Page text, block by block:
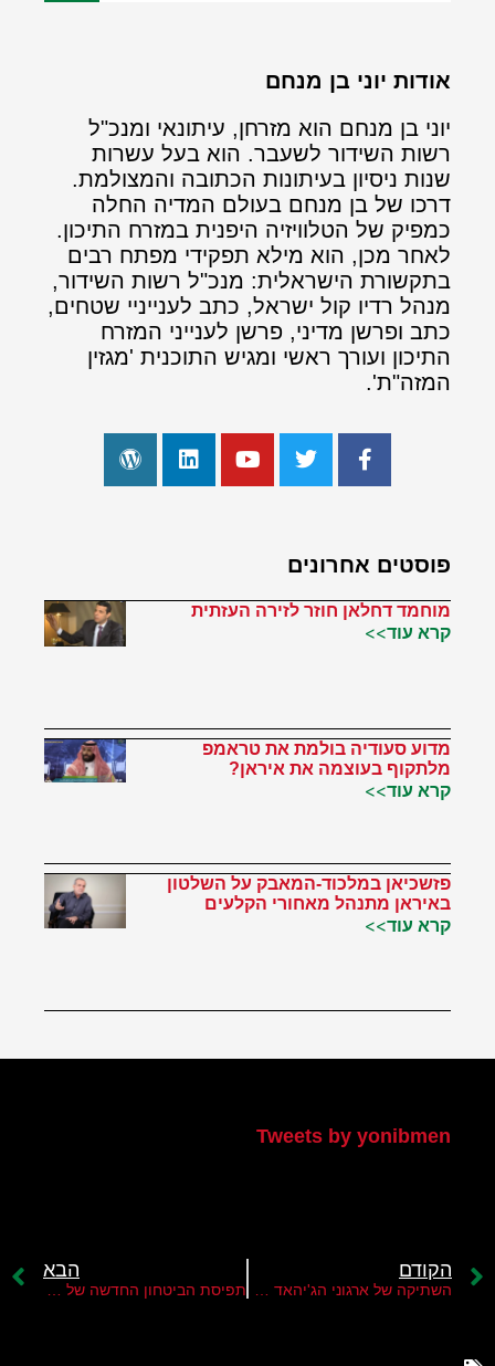
אודות יוני בן מנחם
יוני בן מנחם הוא מזרחן, עיתונאי ומנכ"ל
רשות השידור לשעבר. הוא בעל עשרות
שנות ניסיון בעיתונות הכתובה והמצולמת.
דרכו של בן מנחם בעולם המדיה החלה
כמפיק של הטלוויזיה היפנית במזרח התיכון.
לאחר מכן, הוא מילא תפקידי מפתח רבים
בתקשורת הישראלית: מנכ"ל רשות השידור,
מנהל רדיו קול ישראל, כתב לענייניי שטחים,
כתב ופרשן מדיני, פרשן לענייני המזרח
התיכון ועורך ראשי ומגיש התוכנית 'מגזין
המזה"ת'.
פוסטים אחרונים
מוחמד דחלאן חוזר לזירה העזתית
קרא עוד>>
מדוע סעודיה בולמת את טראמפ
מלתקוף בעוצמה את איראן?
קרא עוד>>
פזשכיאן במלכוד-המאבק על השלטון
באיראן מתנהל מאחורי הקלעים
קרא עוד>>
Tweets by yonibmen
הקודם הבא